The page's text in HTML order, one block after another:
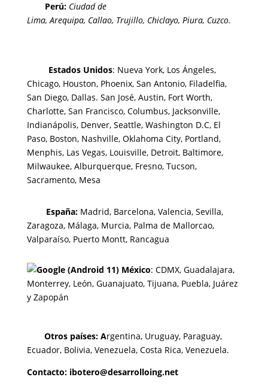
Perú: Ciudad de
Lima,Arequipa, Callao, Trujillo, Chiclayo, Piura, Cuzco.
Estados Unidos: Nueva York, Los Ángeles,
Chicago, Houston, Phoenix, San Antonio, Filadelfia,
San Diego, Dallas. San José, Austin, Fort Worth,
Charlotte, San Francisco, Columbus, Jacksonville,
Indianápolis, Denver, Seattle, Washington D.C, El
Paso, Boston, Nashville, Oklahoma City, Portland,
Menphis, Las Vegas, Louisville, Detroit, Baltimore,
Milwaukee, Alburquerque, Fresno, Tucson,
Sacramento, Mesa
España: Madrid, Barcelona, Valencia, Sevilla,
Zaragoza, Málaga, Murcia, Palma de Mallorcao,
Valparaíso, Puerto Montt, Rancagua
México: CDMX, Guadalajara,
Monterrey, León, Guanajuato, Tijuana, Puebla, Juárez
y Zapopán
Otros países: Argentina, Uruguay, Paraguay,
Ecuador, Bolivia, Venezuela, Costa Rica, Venezuela.
Contacto: ibotero@desarrolloing.net